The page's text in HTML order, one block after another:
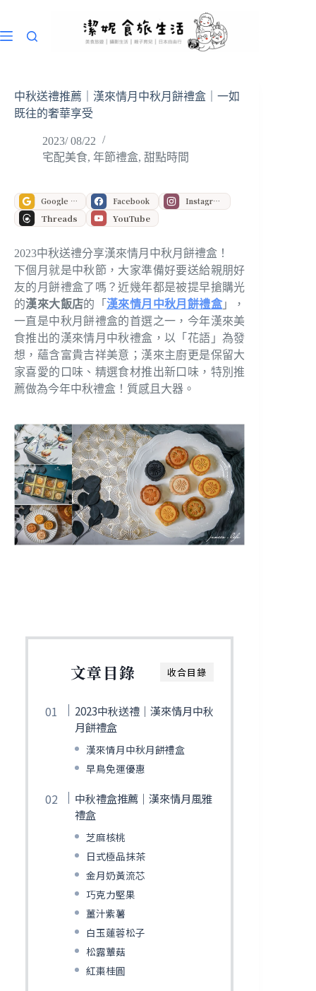
主
中秋送禮推薦｜漢來情月中秋月餅禮盒｜一如
既往的奢華享受
2023/ 08/22
宅配美食, 年節禮盒, 甜點時間
Google 偏好來源 Facebook Instagram
Threads YouTube
2023中秋送禮分享漢來情月中秋月餅禮盒！
下個月就是中秋節，大家準備好要送給親朋好
友的月餅禮盒了嗎？近幾年都是被提早搶購光
的漢來大飯店的「漢來情月中秋月餅禮盒」，
一直是中秋月餅禮盒的首選之一，今年漢來美
食推出的漢來情月中秋禮盒，以「花語」為發
想，蘊含富貴吉祥美意；漢來主廚更是保留大
家喜愛的口味、精選食材推出新口味，特別推
薦做為今年中秋禮盒！質感且大器。
收合目錄
文章目錄
2023中秋送禮｜漢來情月中秋
月餅禮盒
漢來情月中秋月餅禮盒
早鳥免運優惠
中秋禮盒推薦｜漢來情月風雅
禮盒
芝麻核桃
日式極品抹茶
金月奶黃流芯
巧克力堅果
薑汁紫薯
白玉蓮蓉松子
松露蕈菇
紅棗桂圓